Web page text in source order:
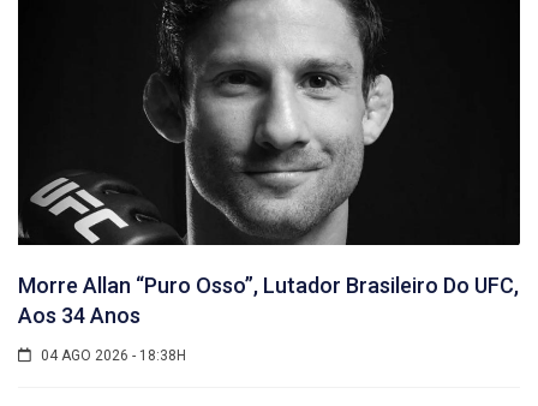
Morre Allan “Puro Osso”, Lutador Brasileiro Do UFC,
Aos 34 Anos
04 AGO 2026 - 18:38H